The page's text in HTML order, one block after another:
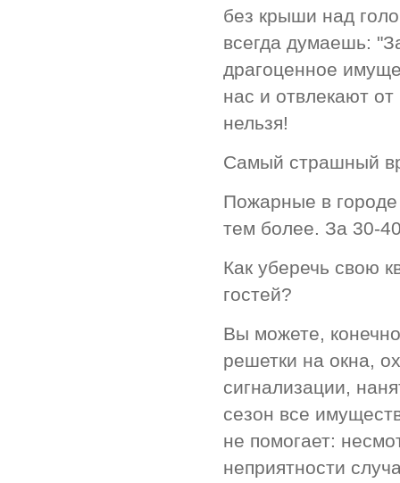
без крыши над
всегда думаешь:
драгоценное
нас и отвлекают
нельзя!
Самый страшный
Пожарные в
тем более. За 30-
Как уберечь свою
гостей?
Вы можете,
решетки на окна,
сигнализации,
сезон все
не помогает:
неприятности